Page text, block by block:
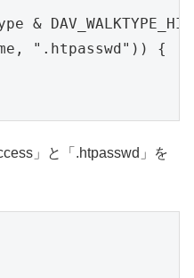
".htpasswd")) {
」と「.htpasswd」を